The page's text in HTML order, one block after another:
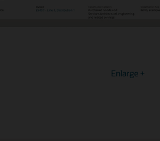
Enlarge image
+